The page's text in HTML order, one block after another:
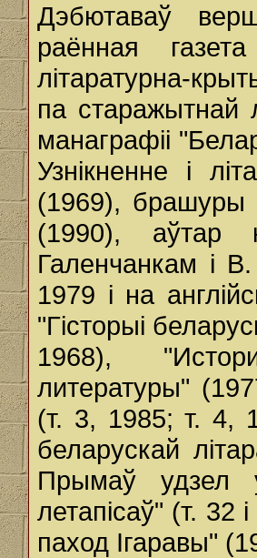
Дэбютаваў
раённая
літаратурна-
па старажытнай
манаграфіі
Узнікненне і
(1969), брашуры
(1990), аўтар
Галенчанкам і
1979 і на
"Гісторыі
1968),
литературы"
(т. 3, 1985; т. 4,
беларускай
Прымаў удзел
летапісаў" (т. 32
паход Ігаравы"